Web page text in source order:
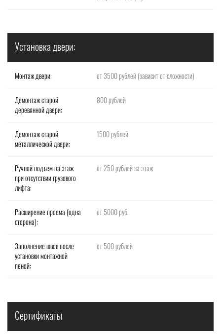
Установка двери:
Монтаж двери: от 3500 рублей (зависит от сложности)
Демонтаж старой
деревянной двери:
800 рублей
Демонтаж старой
металлической двери:
1500 рублей
Ручной подъем на этаж
при отсутствии грузового
лифта:
от 250 рублей за этаж
Расширение проема (одна
сторона):
от 5000 руб.
Заполнение швов после
установки монтажной
пеной:
от 500 рублей
Сертификаты